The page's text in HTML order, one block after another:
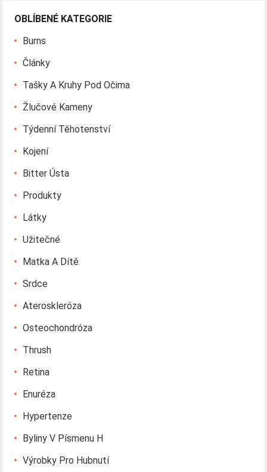
OBLÍBENÉ KATEGORIE
Burns
Články
Tašky A Kruhy Pod Očima
Žlučové Kameny
Týdenní Těhotenství
Kojení
Bitter Ústa
Produkty
Látky
Užitečné
Matka A Dítě
Srdce
Ateroskleróza
Osteochondróza
Thrush
Retina
Enuréza
Hypertenze
Byliny V Písmenu H
Výrobky Pro Hubnutí